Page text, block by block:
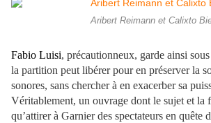
Aribert Reimann et Calixto
Fabio Luisi, précautionneux, garde ainsi
la partition peut libérer pour en préserver la
sonores, sans chercher à en exacerber sa
Véritablement, un ouvrage dont le sujet et la
qu’attirer à Garnier des spectateurs en quête